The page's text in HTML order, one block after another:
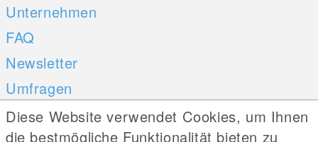
Unternehmen
FAQ
Newsletter
Umfragen
Mobile Apps Social Web
Diese Website verwendet Cookies, um Ihnen
die bestmögliche Funktionalität bieten zu